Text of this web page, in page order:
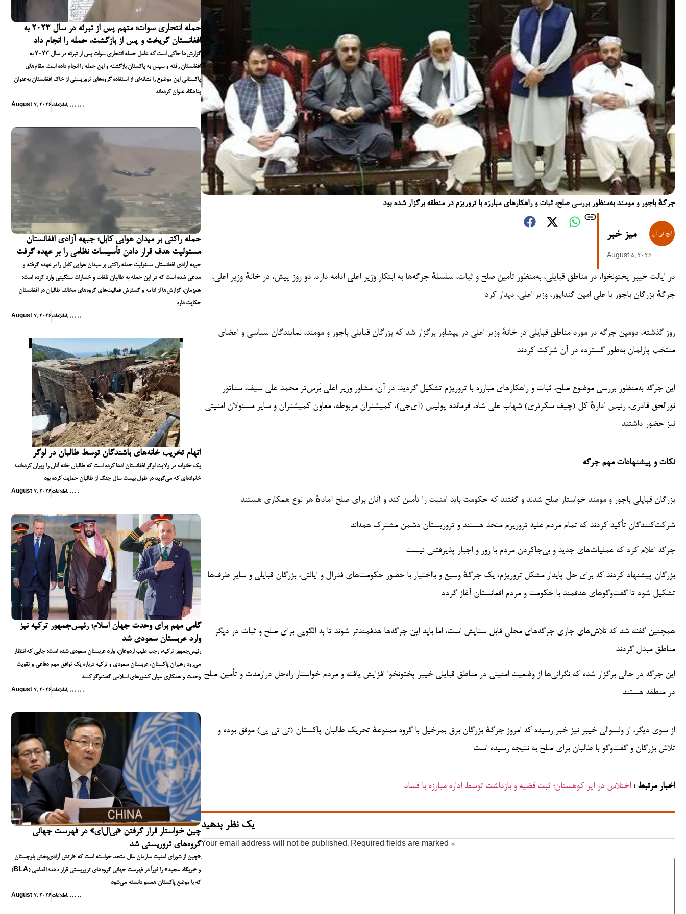
حمله انتحاری سوات؛ متهم پس از تبرئه در سال ۲۰۲۳ به
افغانستان گریخت و پس از بازگشت، حمله را انجام داد
گزارش‌ها حاکی است که عامل حمله انتحاری سوات پس از تبرئه در سال ۲۰۲۳ به
افغانستان رفته و سپس به پاکستان بازگشته و این حمله را انجام داده است. مقام‌های
پاکستانی این موضوع را نشانه‌ای از استفاده گروه‌های تروریستی از خاک افغانستان به‌عنوان
پناهگاه عنوان کرده‌اند
August 7, 2026اطلاعات, , , , , , ,
حمله راکتی بر میدان هوایی کابل؛ جبهه آزادی افغانستان
مسئولیت هدف قرار دادن تأسیسات نظامی را بر عهده گرفت
جبهه آزادی افغانستان مسئولیت حمله راکتی بر میدان هوایی کابل را بر عهده گرفته و
مدعی شده است که در این حمله به طالبان تلفات و خسارات سنگینی وارد کرده است؛
هم‌زمان، گزارش‌ها از ادامه و گسترش فعالیت‌های گروه‌های مخالف طالبان در افغانستان
حکایت دارد
August 7, 2026اطلاعات, , , , , ,
اتهام تخریب خانه‌های باشندگان توسط طالبان در لوگر
یک خانواده در ولایت لوگر افغانستان ادعا کرده است که طالبان خانه آنان را ویران کرده‌اند؛
خانواده‌ای که می‌گوید در طول بیست سال جنگ از طالبان حمایت کرده بود
August 7, 2026اطلاعات, , , , ,
گامی مهم برای وحدت جهان اسلام؛ رئیس‌جمهور ترکیه نیز
وارد عربستان سعودی شد
رئیس‌جمهور ترکیه، رجب طیب اردوغان، وارد عربستان سعودی شده است؛ جایی که انتظار
می‌رود رهبران پاکستان، عربستان سعودی و ترکیه درباره یک توافق مهم دفاعی و تقویت
وحدت و همکاری میان کشورهای اسلامی گفت‌وگو کنند
August 7, 2026اطلاعات, , , , , , ,
چین خواستار قرار گرفتن «بی‌ال‌ای» در فهرست جهانی
گروه‌های تروریستی شد
چین از شورای امنیت سازمان ملل متحد خواسته است که «ارتش آزادی‌بخش بلوچستان»
(BLA) و «بریگاد مجید» را فوراً در فهرست جهانی گروه‌های تروریستی قرار دهد؛ اقدامی
که با موضع پاکستان همسو دانسته می‌شود
August 7, 2026اطلاعات, , , , , ,
جرگهٔ باجور و مومند به‌منظور بررسی صلح، ثبات و راهکارهای مبارزه با تروریزم در منطقه برگزار شده بود
میز خبر
August 5, 2025
در ایالت خیبر پختونخوا، در مناطق قبایلی، به‌منظور تأمین صلح و ثبات، سلسلهٔ جرگه‌ها به ابتکار وزیر اعلی ادامه دارد. دو روز پیش، در خانهٔ وزیر اعلی،
جرگهٔ بزرگان باجور با علی امین گنداپور، وزیر اعلی، دیدار کرد
روز گذشته، دومین جرگه در مورد مناطق قبایلی در خانهٔ وزیر اعلی در پیشاور برگزار شد که بزرگان قبایلی باجور و مومند، نمایندگان سیاسی و اعضای
منتخب پارلمان به‌طور گسترده در آن شرکت کردند
این جرگه به‌منظور بررسی موضوع صلح، ثبات و راهکارهای مبارزه با تروریزم تشکیل گردید. در آن، مشاور وزیر اعلی بَرس‌تر محمد علی سیف، سناتور
نورالحق قادری، رئیس ادارهٔ کل (چیف سکرتری) شهاب علی شاه، فرمانده پولیس (آی‌جی)، کمیشنران مربوطه، معاون کمیشنران و سایر مسئولان امنیتی
نیز حضور داشتند
نکات و پیشنهادات مهم جرگه
بزرگان قبایلی باجور و مومند خواستار صلح شدند و گفتند که حکومت باید امنیت را تأمین کند و آنان برای صلح آمادهٔ هر نوع همکاری هستند
شرکت‌کنندگان تأکید کردند که تمام مردم علیه تروریزم متحد هستند و تروریستان دشمن مشترک همه‌اند
جرگه اعلام کرد که عملیات‌های جدید و بی‌جا‌کردن مردم با زور و اجبار پذیرفتنی نیست
بزرگان پیشنهاد کردند که برای حل پایدار مشکل تروریزم، یک جرگهٔ وسیع و بااختیار با حضور حکومت‌های فدرال و ایالتی، بزرگان قبایلی و سایر طرف‌ها
تشکیل شود تا گفت‌وگوهای هدفمند با حکومت و مردم افغانستان آغاز گردد
همچنین گفته شد که تلاش‌های جاری جرگه‌های محلی قابل ستایش است، اما باید این جرگه‌ها هدفمندتر شوند تا به الگویی برای صلح و ثبات در دیگر
مناطق مبدل گردند
این جرگه در حالی برگزار شده که نگرانی‌ها از وضعیت امنیتی در مناطق قبایلی خیبر پختونخوا افزایش یافته و مردم خواستار راه‌حل درازمدت و تأمین صلح
در منطقه هستند
از سوی دیگر، از ولسوالی خیبر نیز خبر رسیده که امروز جرگهٔ بزرگان برق بمرخیل با گروه ممنوعهٔ تحریک طالبان پاکستان (تی تی پی) موفق بوده و
تلاش بزرگان و گفت‌وگو با طالبان برای صلح به نتیجه رسیده است
اخبار مرتبط : اختلاس در اپر کوهستان؛ ثبت قضیه و بازداشت توسط اداره مبارزه با فساد
یک نظر بدهید
Your email address will not be published. Required fields are marked *